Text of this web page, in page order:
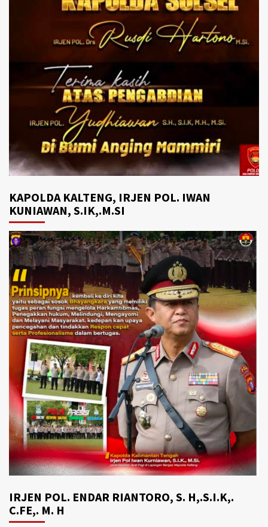
KAPOLDA KALTENG, IRJEN POL. IWAN
KUNIAWAN, S.IK,.M.SI
IRJEN POL. ENDAR RIANTORO, S. H,.S.I.K,.
C.FE,. M. H